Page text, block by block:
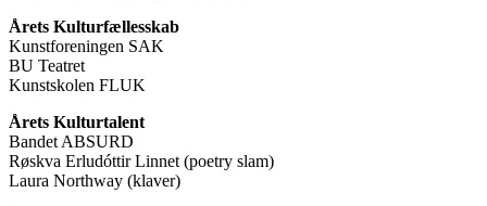
Årets Kulturfællesskab
Kunstforeningen SAK
BU Teatret
Kunstskolen FLUK
Årets Kulturtalent
Bandet ABSURD
Røskva Erludóttir Linnet (poetry slam)
Laura Northway (klaver)